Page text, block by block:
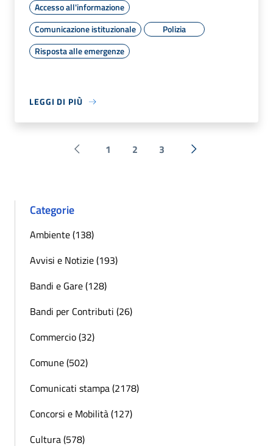
Accesso all'informazione
Comunicazione istituzionale
Polizia
Risposta alle emergenze
LEGGI DI PIÙ
Pagina precedente
1 2 3 Successiva »
Categorie
Ambiente (138)
Avvisi e Notizie (193)
Bandi e Gare (128)
Bandi per Contributi (26)
Commercio (32)
Comune (502)
Comunicati stampa (2178)
Concorsi e Mobilità (127)
Cultura (578)